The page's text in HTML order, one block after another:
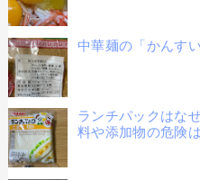
中華麺の「かんす
ランチパックはな
料や添加物の危険